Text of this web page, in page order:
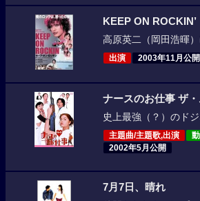
KEEP ON ROCKIN’
高原英二（岡田浩暉
出演 2003年11月公開
ナースのお仕事 ザ
史上最強（？）のド
主題曲/主題歌,出演
2002年5月公開
7月7日、晴れ